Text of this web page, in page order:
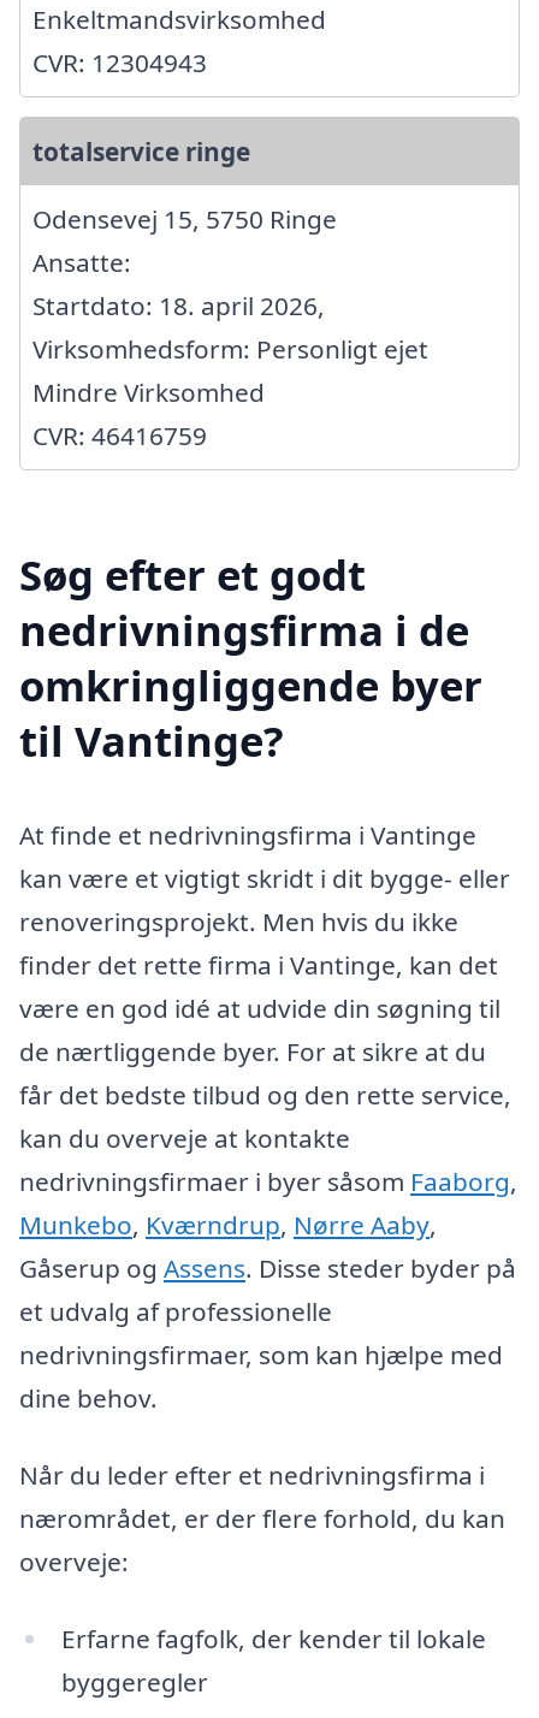
Enkeltmandsvirksomhed
CVR: 12304943
totalservice ringe
Odensevej 15, 5750 Ringe
Ansatte:
Startdato: 18. april 2026,
Virksomhedsform: Personligt ejet
Mindre Virksomhed
CVR: 46416759
Søg efter et godt
nedrivningsfirma i de
omkringliggende byer
til Vantinge?
At finde et nedrivningsfirma i Vantinge
kan være et vigtigt skridt i dit bygge- eller
renoveringsprojekt. Men hvis du ikke
finder det rette firma i Vantinge, kan det
være en god idé at udvide din søgning til
de nærtliggende byer. For at sikre at du
får det bedste tilbud og den rette service,
kan du overveje at kontakte
nedrivningsfirmaer i byer såsom Faaborg,
Munkebo, Kværndrup, Nørre Aaby,
Gåserup og Assens. Disse steder byder på
et udvalg af professionelle
nedrivningsfirmaer, som kan hjælpe med
dine behov.
Når du leder efter et nedrivningsfirma i
nærområdet, er der flere forhold, du kan
overveje:
Erfarne fagfolk, der kender til lokale
byggeregler